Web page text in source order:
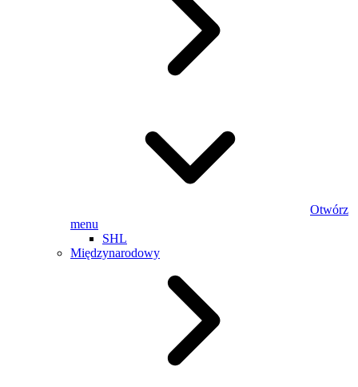
Otwórz
menu
SHL
Międzynarodowy